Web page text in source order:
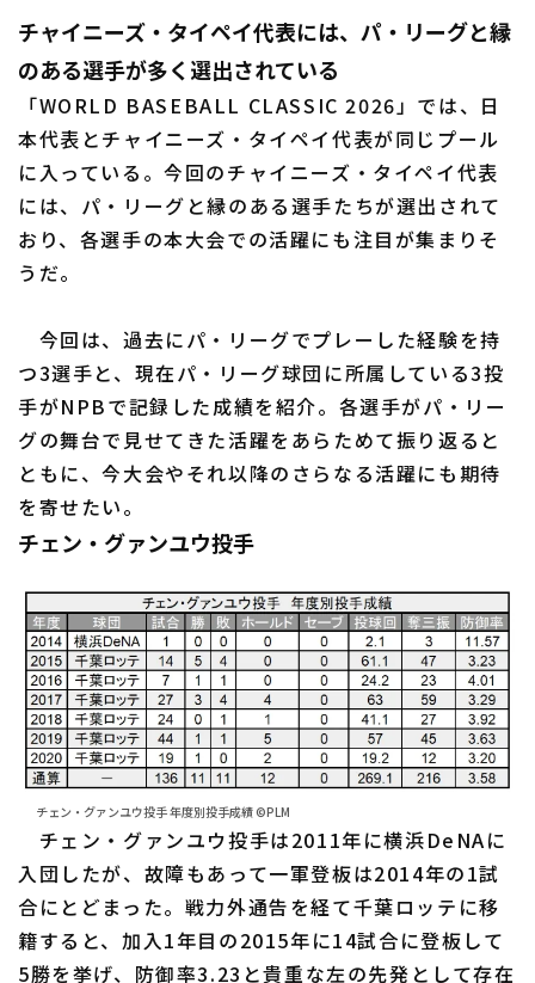
ファーム中地区
ファーム西地区
交流戦
北海道日本ハムファイターズ
東北楽天ゴールデンイーグルス
埼玉西武ライオンズ
千葉ロッテマリーンズ
設定
利用規約 プライバシーポリシー
運営会社（別ウィンドウで開く） よくある質問
特定商取引法の表示 アルバイト募集（別ウィンドウで開く
チャイニーズ・タイペイ代表には、パ・リーグと縁
のある選手が多く選出されている
「WORLD BASEBALL CLASSIC 2026」では、日
本代表とチャイニーズ・タイペイ代表が同じプール
に入っている。今回のチャイニーズ・タイペイ代表
には、パ・リーグと縁のある選手たちが選出されて
おり、各選手の本大会での活躍にも注目が集まりそ
うだ。
今回は、過去にパ・リーグでプレーした経験を持
つ3選手と、現在パ・リーグ球団に所属している3投
手がNPBで記録した成績を紹介。各選手がパ・リー
グの舞台で見せてきた活躍をあらためて振り返ると
ともに、今大会やそれ以降のさらなる活躍にも期待
を寄せたい。
チェン・グァンユウ投手
チェン・グァンユウ投手 年度別投手成績 ©PLM
チェン・グァンユウ投手は2011年に横浜DeNAに
入団したが、故障もあって一軍登板は2014年の1試
合にとどまった。戦力外通告を経て千葉ロッテに移
籍すると、加入1年目の2015年に14試合に登板して
5勝を挙げ、防御率3.23と貴重な左の先発として存在